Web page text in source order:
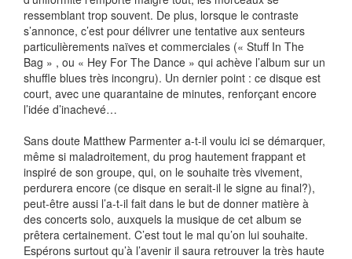
ressemblant trop souvent. De plus, lorsque le contraste
s’annonce, c’est pour délivrer une tentative aux senteurs
particulièrements naïves et commerciales (« Stuff In The
Bag » , ou « Hey For The Dance » qui achève l’album sur un
shuffle blues très incongru). Un dernier point : ce disque est
court, avec une quarantaine de minutes, renforçant encore
l’idée d’inachevé…
Sans doute Matthew Parmenter a-t-il voulu ici se démarquer,
même si maladroitement, du prog hautement frappant et
inspiré de son groupe, qui, on le souhaite très vivement,
perdurera encore (ce disque en serait-il le signe au final?),
peut-être aussi l’a-t-il fait dans le but de donner matière à
des concerts solo, auxquels la musique de cet album se
prêtera certainement. C’est tout le mal qu’on lui souhaite.
Espérons surtout qu’à l’avenir il saura retrouver la très haute